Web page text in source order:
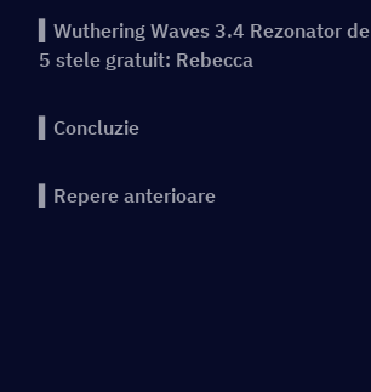
▍Wuthering Waves 3.4 Rezonator de
5 stele gratuit: Rebecca
▍Concluzie
▍Repere anterioare